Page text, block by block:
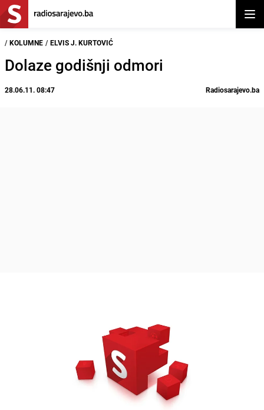
/ KOLUMNE / ELVIS J. KURTOVIĆ
Dolaze godišnji odmori
28.06.11. 08:47 Radiosarajevo.ba